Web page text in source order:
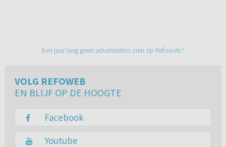
Een jaar lang geen advertenties zien op Refoweb?
VOLG REFOWEB
EN BLIJF OP DE HOOGTE
Facebook
Youtube